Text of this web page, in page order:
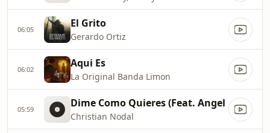
06:05 El Grito
Gerardo Ortiz
06:02 Aqui Es
La Original Banda Limon
05:59 Dime Como Quieres (Feat. Angel
Christian Nodal